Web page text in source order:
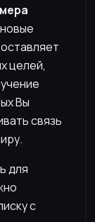
целей,
Вы
связь
для
с